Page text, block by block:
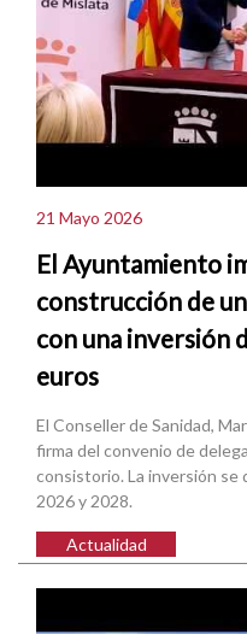
21 Mayo 2026
El Ayuntamiento
construcción de
con una inversión
euros
El Conseller de Sanidad,
firma del convenio de
consistorio. La inversión se
2026 y 2028.
Actualidad